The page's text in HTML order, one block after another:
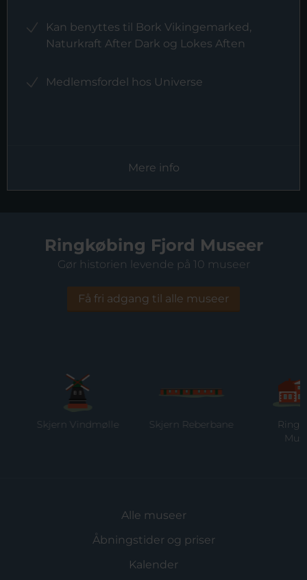
Kan benyttes til Bork Vikingemarked,
Naturkraft After Dark og Lokes Aften
Medlemsfordel hos Universe
Mere info
Ringkøbing Fjord Museer
Gør historien levende på 10 museer
Få fri adgang til alle museer
Skjern Vindmølle Skjern Reberbane
Museum
Alle museer
Åbningstider og priser
Kalender